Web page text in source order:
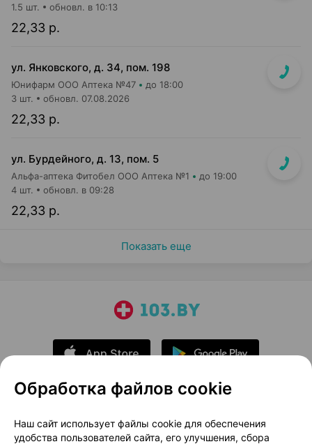
22,33 р.
1.5 шт. обновл. в 10:13
ул. Янковского, д. 34, пом. 198
Юнифарм ООО Аптека №47 до 18:00
22,33 р.
3 шт. обновл. 07.08.2026
ул. Бурдейного, д. 13, пом. 5
Альфа-аптека Фитобел ООО Аптека №1 до 19:00
22,33 р.
4 шт. обновл. в 09:28
Показать еще
О проекте
Новости проекта
Размещение рекламы
Медицинский маркетинг
Обработка файлов cookie
Наш сайт использует файлы cookie для обеспечения
удобства пользователей сайта, его улучшения, сбора